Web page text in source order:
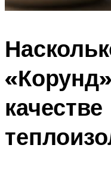
качестве